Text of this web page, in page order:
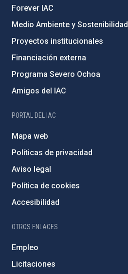
Forever IAC
Medio Ambiente y Sostenibilidad
Proyectos institucionales
Financiación externa
Programa Severo Ochoa
Amigos del IAC
PORTAL DEL IAC
Mapa web
Políticas de privacidad
Aviso legal
Política de cookies
Accesibilidad
OTROS ENLACES
Empleo
Licitaciones